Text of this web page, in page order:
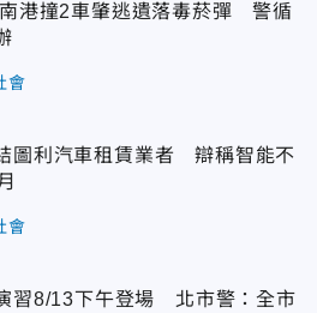
港撞2車肇逃遺落毒菸彈 警循
會
圖利汽車租賃業者 辯稱智能不
會
習8/13下午登場 北市警：全市